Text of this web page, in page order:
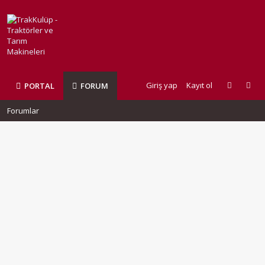
PORTAL FORUM Giriş yap Kayıt ol
Forumlar